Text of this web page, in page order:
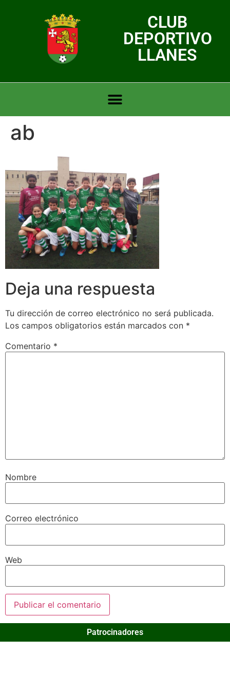
CLUB
DEPORTIVO
LLANES
ab
Deja una respuesta
Tu dirección de correo electrónico no será publicada.
Los campos obligatorios están marcados con *
Comentario *
Nombre
Correo electrónico
Web
Patrocinadores